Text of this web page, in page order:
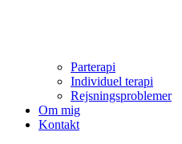
Parterapi
Individuel terapi
Rejsningsproblemer
Om mig
Kontakt